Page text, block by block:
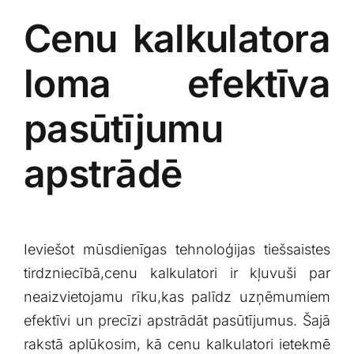
Cenu ‌kalkulatora
loma efektīva
pasūtījumu
apstrādē
Ieviešot mūsdienīgas tehnoloģijas tiešsaistes
tirdzniecībā,cenu ⁤kalkulatori‍ ir kļuvuši par
neaizvietojamu rīku,kas palīdz uzņēmumiem
efektīvi un precīzi ⁤apstrādāt pasūtījumus. ⁢Šajā
rakstā aplūkosim, kā cenu kalkulatori ietekmē